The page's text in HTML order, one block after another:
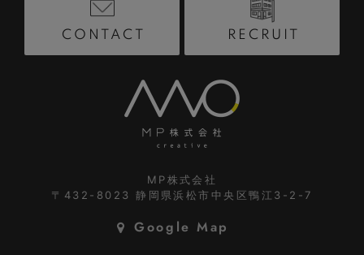
CONTACT RECRUIT
MP株式会社
〒432-8023静岡県浜松市中央区鴨江3-2-7
Google Map